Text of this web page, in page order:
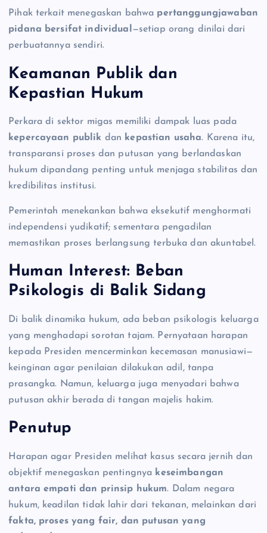
Pihak terkait menegaskan bahwa pertanggungjawaban
pidana bersifat individual—setiap orang dinilai dari
perbuatannya sendiri.
Keamanan Publik dan
Kepastian Hukum
Perkara di sektor migas memiliki dampak luas pada
kepercayaan publik dan kepastian usaha. Karena itu,
transparansi proses dan putusan yang berlandaskan
hukum dipandang penting untuk menjaga stabilitas dan
kredibilitas institusi.
Pemerintah menekankan bahwa eksekutif menghormati
independensi yudikatif; sementara pengadilan
memastikan proses berlangsung terbuka dan akuntabel.
Human Interest: Beban
Psikologis di Balik Sidang
Di balik dinamika hukum, ada beban psikologis keluarga
yang menghadapi sorotan tajam. Pernyataan harapan
kepada Presiden mencerminkan kecemasan manusiawi—
keinginan agar penilaian dilakukan adil, tanpa
prasangka. Namun, keluarga juga menyadari bahwa
putusan akhir berada di tangan majelis hakim.
Penutup
Harapan agar Presiden melihat kasus secara jernih dan
objektif menegaskan pentingnya keseimbangan
antara empati dan prinsip hukum. Dalam negara
hukum, keadilan tidak lahir dari tekanan, melainkan dari
fakta, proses yang fair, dan putusan yang